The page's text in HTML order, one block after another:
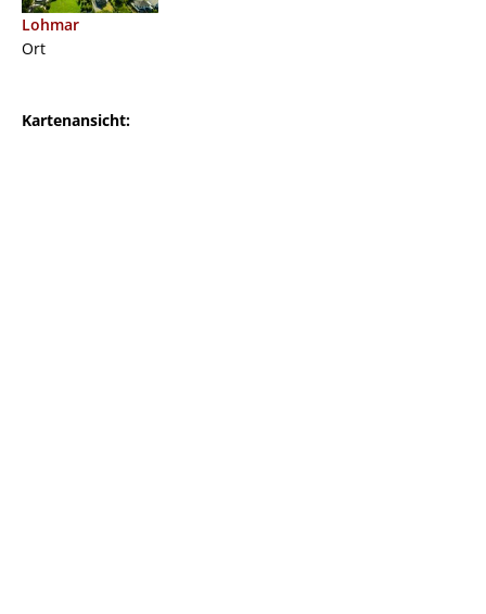
Lohmar
Ort
Kartenansicht: